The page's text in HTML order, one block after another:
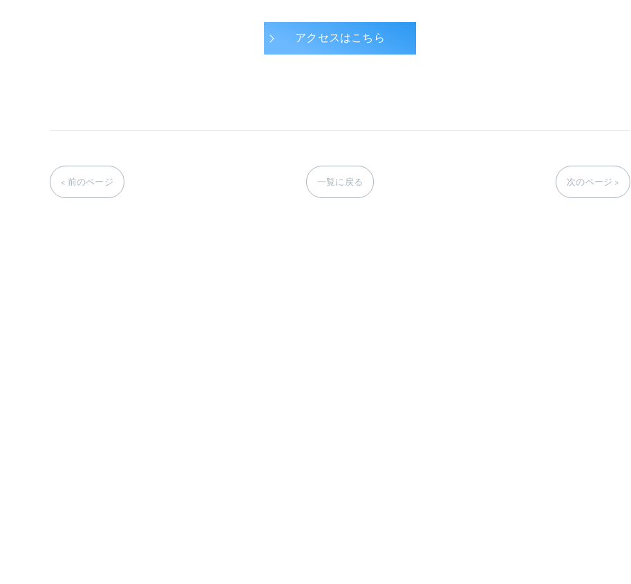
アクセスはこちら
< 前のページ 一覧に戻る 次のページ >